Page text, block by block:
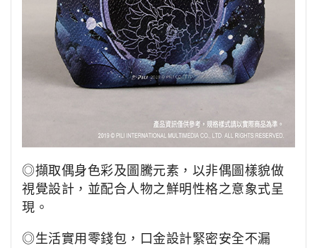
◎擷取偶身色彩及圖騰元素，以非偶圖樣貌做
視覺設計，並配合人物之鮮明性格之意象式呈
現。
◎生活實用零錢包，口金設計緊密安全不漏